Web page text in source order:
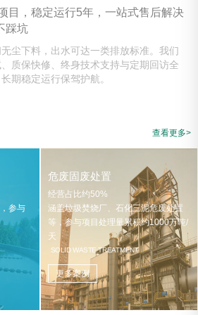
目，稳定运行5年，一站式售后解决
踩坑
尘下料，出水可达一类排放标准。我们
质保快修、终身技术支持与定期回访全
期稳定运行保驾护航。
查看更多>
参与
危废固废处置
经营占比约50%
涵盖垃圾焚烧厂、石化三泥危废处置
等，参与项目处理量累积约1000万吨/
天
SOLID WASTE TREATMENT
更多案例